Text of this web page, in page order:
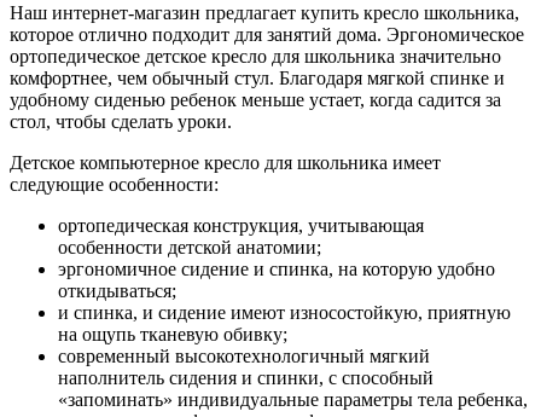
Наш интернет-магазин предлагает купить кресло школьника,
которое отлично подходит для занятий дома. Эргономическое
ортопедическое детское кресло для школьника значительно
комфортнее, чем обычный стул. Благодаря мягкой спинке и
удобному сиденью ребенок меньше устает, когда садится за
стол, чтобы сделать уроки.
Детское компьютерное кресло для школьника имеет
следующие особенности:
ортопедическая конструкция, учитывающая
особенности детской анатомии;
эргономичное сидение и спинка, на которую удобно
откидываться;
и спинка, и сидение имеют износостойкую, приятную
на ощупь тканевую обивку;
современный высокотехнологичный мягкий
наполнитель сидения и спинки, с способный
«запоминать» индивидуальные параметры тела ребенка,